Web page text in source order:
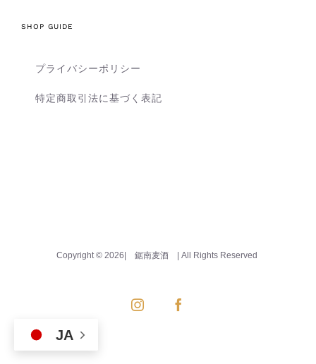
SHOP GUIDE
プライバシーポリシー
特定商取引法に基づく表記
Copyright © 2026| 鋸南麦酒 | All Rights Reserved
InstagramFacebook
JA